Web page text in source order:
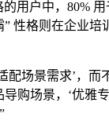
的用户中，80%
” 性格则在企业培
配场景需求’，而
购场景，‘优雅